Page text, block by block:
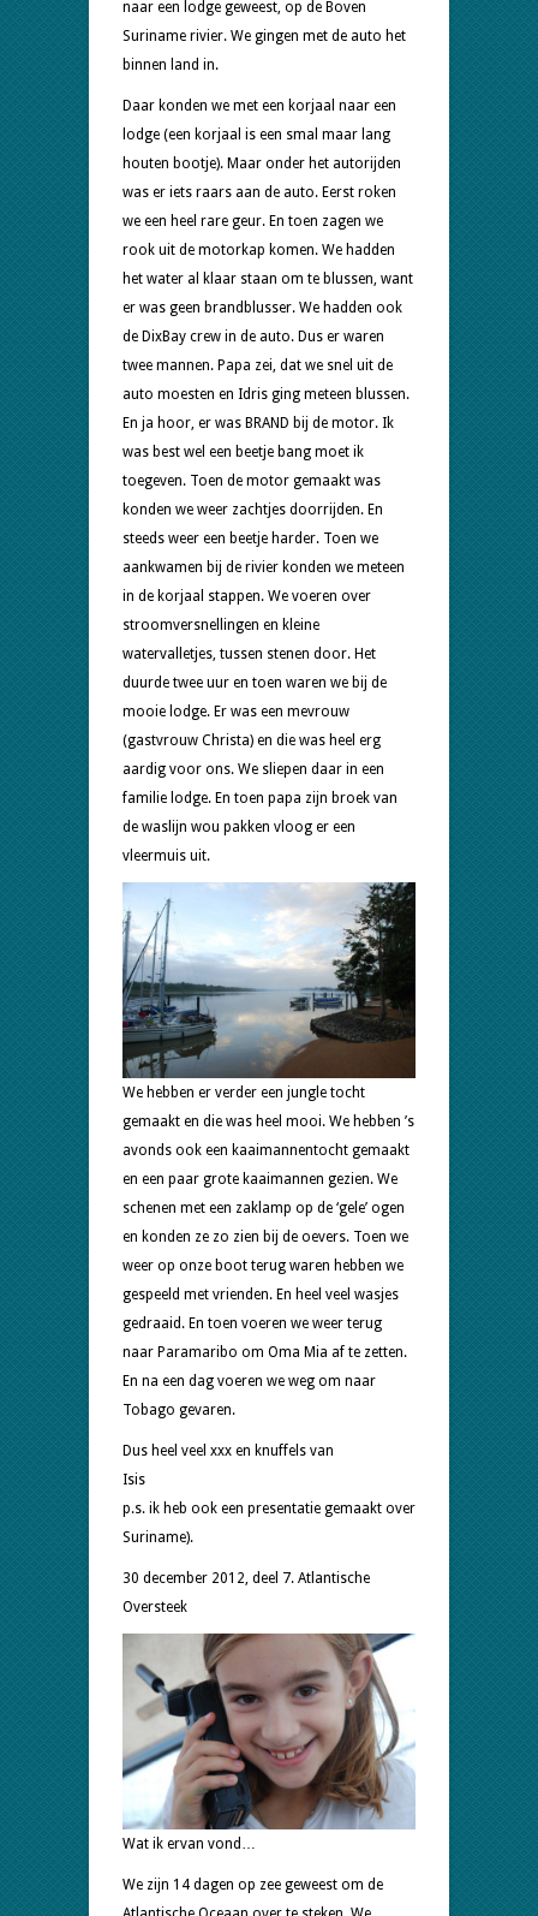
naar een lodge geweest, op de Boven
Suriname rivier. We gingen met de auto het
binnen land in.
Daar konden we met een korjaal naar een
lodge (een korjaal is een smal maar lang
houten bootje). Maar onder het autorijden
was er iets raars aan de auto. Eerst roken
we een heel rare geur. En toen zagen we
rook uit de motorkap komen. We hadden
het water al klaar staan om te blussen, want
er was geen brandblusser. We hadden ook
de DixBay crew in de auto. Dus er waren
twee mannen. Papa zei, dat we snel uit de
auto moesten en Idris ging meteen blussen.
En ja hoor, er was BRAND bij de motor. Ik
was best wel een beetje bang moet ik
toegeven. Toen de motor gemaakt was
konden we weer zachtjes doorrijden. En
steeds weer een beetje harder. Toen we
aankwamen bij de rivier konden we meteen
in de korjaal stappen. We voeren over
stroomversnellingen en kleine
watervalletjes, tussen stenen door. Het
duurde twee uur en toen waren we bij de
mooie lodge. Er was een mevrouw
(gastvrouw Christa) en die was heel erg
aardig voor ons. We sliepen daar in een
familie lodge. En toen papa zijn broek van
de waslijn wou pakken vloog er een
vleermuis uit.
We hebben er verder een jungle tocht
gemaakt en die was heel mooi. We hebben ’s
avonds ook een kaaimannentocht gemaakt
en een paar grote kaaimannen gezien. We
schenen met een zaklamp op de ‘gele’ ogen
en konden ze zo zien bij de oevers. Toen we
weer op onze boot terug waren hebben we
gespeeld met vrienden. En heel veel wasjes
gedraaid. En toen voeren we weer terug
naar Paramaribo om Oma Mia af te zetten.
En na een dag voeren we weg om naar
Tobago gevaren.
Dus heel veel xxx en knuffels van
p.s. ik heb ook een presentatie gemaakt over
Suriname).
30 december 2012, deel 7. Atlantische
Oversteek
Wat ik ervan vond…
We zijn 14 dagen op zee geweest om de